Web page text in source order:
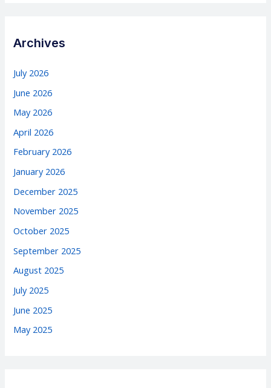
Archives
July 2026
June 2026
May 2026
April 2026
February 2026
January 2026
December 2025
November 2025
October 2025
September 2025
August 2025
July 2025
June 2025
May 2025